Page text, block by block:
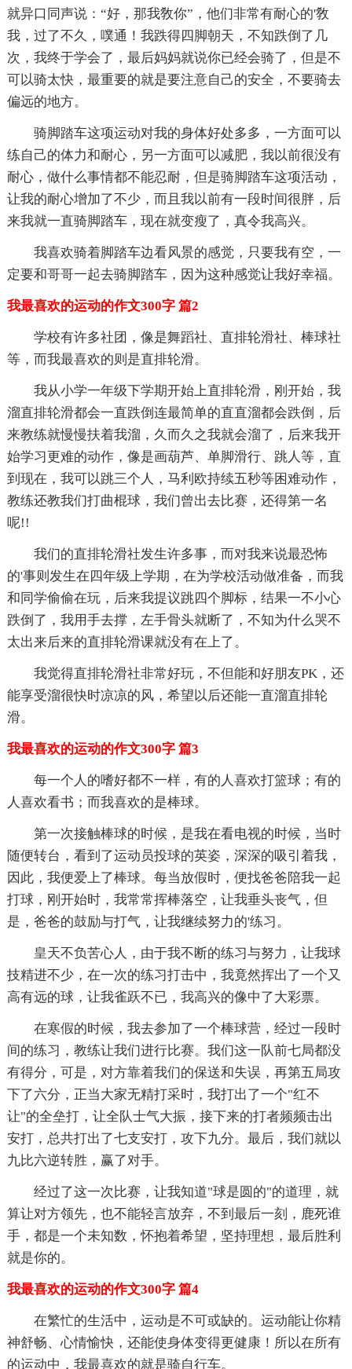
就异口同声说：“好，那我敎你”，他们非常有耐心的'敎
我，过了不久，噗通！我跌得四脚朝天，不知跌倒了几
次，我终于学会了，最后妈妈就说你已经会骑了，但是不
可以骑太快，最重要的就是要注意自己的安全，不要骑去
偏远的地方。
骑脚踏车这项运动对我的身体好处多多，一方面可以
练自己的体力和耐心，另一方面可以减肥，我以前很没有
耐心，做什么事情都不能忍耐，但是骑脚踏车这项活动，
让我的耐心增加了不少，而且我以前有一段时间很胖，后
来我就一直骑脚踏车，现在就变瘦了，真令我高兴。
我喜欢骑着脚踏车边看风景的感觉，只要我有空，一
定要和哥哥一起去骑脚踏车，因为这种感觉让我好幸福。
我最喜欢的运动的作文300字 篇2
学校有许多社团，像是舞蹈社、直排轮滑社、棒球社
等，而我最喜欢的则是直排轮滑。
我从小学一年级下学期开始上直排轮滑，刚开始，我
溜直排轮滑都会一直跌倒连最简单的直直溜都会跌倒，后
来教练就慢慢扶着我溜，久而久之我就会溜了，后来我开
始学习更难的动作，像是画葫芦、单脚滑行、跳人等，直
到现在，我可以跳三个人，马利欧持续五秒等困难动作，
教练还教我们打曲棍球，我们曾出去比赛，还得第一名
呢!!
我们的直排轮滑社发生许多事，而对我来说最恐怖
的'事则发生在四年级上学期，在为学校活动做准备，而我
和同学偷偷在玩，后来我提议跳四个脚标，结果一不小心
跌倒了，我用手去撑，左手骨头就断了，不知为什么哭不
太出来后来的直排轮滑课就没有在上了。
我觉得直排轮滑社非常好玩，不但能和好朋友PK，还
能享受溜很快时凉凉的风，希望以后还能一直溜直排轮
滑。
我最喜欢的运动的作文300字 篇3
每一个人的嗜好都不一样，有的人喜欢打篮球；有的
人喜欢看书；而我喜欢的是棒球。
第一次接触棒球的时候，是我在看电视的时候，当时
随便转台，看到了运动员投球的英姿，深深的吸引着我，
因此，我便爱上了棒球。每当放假时，便找爸爸陪我一起
打球，刚开始时，我常常挥棒落空，让我垂头丧气，但
是，爸爸的鼓励与打气，让我继续努力的'练习。
皇天不负苦心人，由于我不断的练习与努力，让我球
技精进不少，在一次的练习打击中，我竟然挥出了一个又
高有远的球，让我雀跃不已，我高兴的像中了大彩票。
在寒假的时候，我去参加了一个棒球营，经过一段时
间的练习，教练让我们进行比赛。我们这一队前七局都没
有得分，可是，对方靠着我们的保送和失误，再第五局攻
下了六分，正当大家无精打采时，我打出了一个"红不
让"的全垒打，让全队士气大振，接下来的打者频频击出
安打，总共打出了七支安打，攻下九分。最后，我们就以
九比六逆转胜，赢了对手。
经过了这一次比赛，让我知道"球是圆的"的道理，就
算让对方领先，也不能轻言放弃，不到最后一刻，鹿死谁
手，都是一个未知数，怀抱着希望，坚持理想，最后胜利
就是你的。
我最喜欢的运动的作文300字 篇4
在繁忙的生活中，运动是不可或缺的。运动能让你精
神舒畅、心情愉快，还能使身体变得更健康！所以在所有
的运动中，我最喜欢的就是骑自行车。